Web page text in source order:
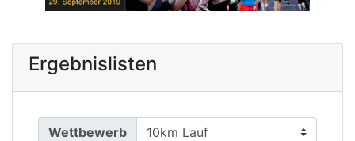
Ergebnislisten
Wettbewerb